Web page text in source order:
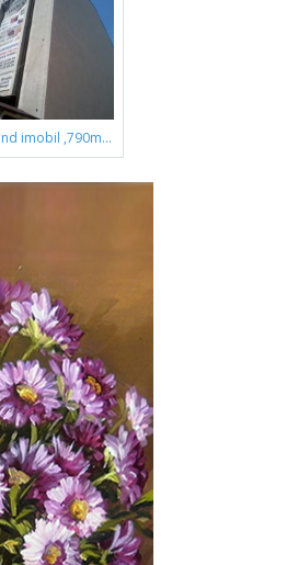
imobil ,790m,piata gorjului,pret negociabil